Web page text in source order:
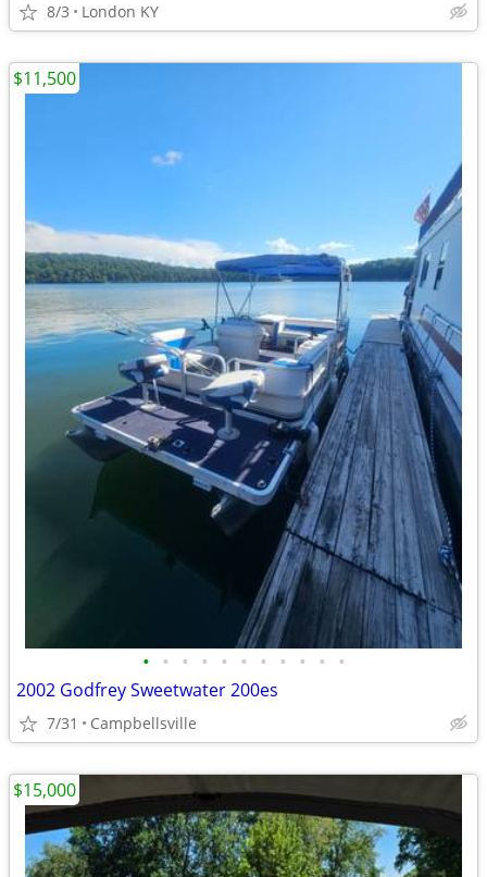
8/3 London KY
• • • • • • • • • • •
2002 Godfrey Sweetwater 200es
7/31 Campbellsville
$11,500
$15,000